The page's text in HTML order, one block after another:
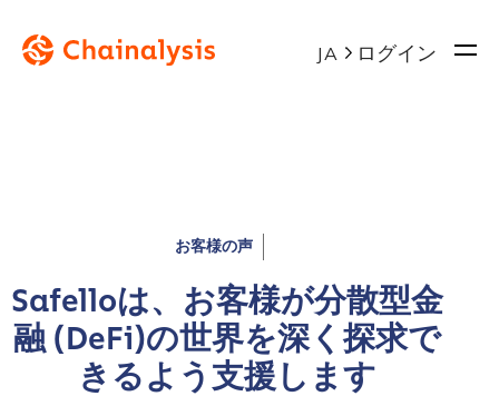
JA ログイン
お客様の声
Safelloは、お客様が分散型金
融 (DeFi)の世界を深く探求で
きるよう支援します